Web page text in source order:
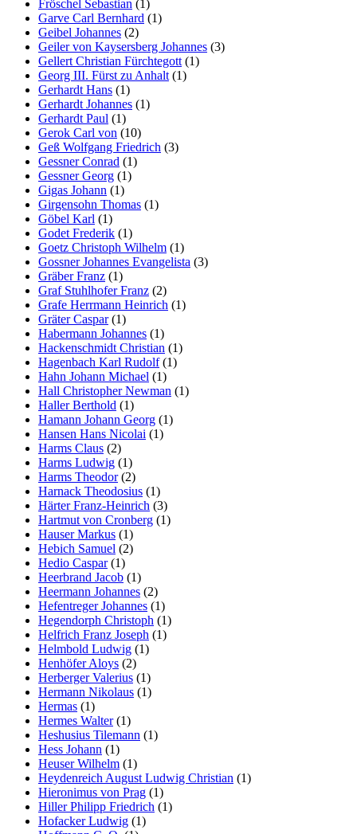
Fröschel Sebastian (1)
Garve Carl Bernhard (1)
Geibel Johannes (2)
Geiler von Kaysersberg Johannes (3)
Gellert Christian Fürchtegott (1)
Georg III. Fürst zu Anhalt (1)
Gerhardt Hans (1)
Gerhardt Johannes (1)
Gerhardt Paul (1)
Gerok Carl von (10)
Geß Wolfgang Friedrich (3)
Gessner Conrad (1)
Gessner Georg (1)
Gigas Johann (1)
Girgensohn Thomas (1)
Göbel Karl (1)
Godet Frederik (1)
Goetz Christoph Wilhelm (1)
Gossner Johannes Evangelista (3)
Gräber Franz (1)
Graf Stuhlhofer Franz (2)
Grafe Herrmann Heinrich (1)
Gräter Caspar(1)
Habermann Johannes (1)
Hackenschmidt Christian (1)
Hagenbach Karl Rudolf(1)
Hahn Johann Michael (1)
Hall Christopher Newman (1)
Haller Berthold (1)
Hamann Johann Georg (1)
Hansen Hans Nicolai (1)
Harms Claus (2)
Harms Ludwig (1)
Harms Theodor(2)
Harnack Theodosius (1)
Härter Franz-Heinrich (3)
Hartmut von Cronberg (1)
Hauser Markus (1)
Hebich Samuel (2)
Hedio Caspar(1)
Heerbrand Jacob (1)
Heermann Johannes (2)
Hefentreger Johannes (1)
Hegendorph Christoph (1)
Helfrich Franz Joseph (1)
Helmbold Ludwig (1)
Henhöfer Aloys (2)
Herberger Valerius (1)
Hermann Nikolaus (1)
Hermas (1)
Hermes Walter(1)
Heshusius Tilemann (1)
Hess Johann (1)
Heuser Wilhelm (1)
Heydenreich August Ludwig Christian (1)
Hieronimus von Prag (1)
Hiller Philipp Friedrich (1)
Hofacker Ludwig (1)